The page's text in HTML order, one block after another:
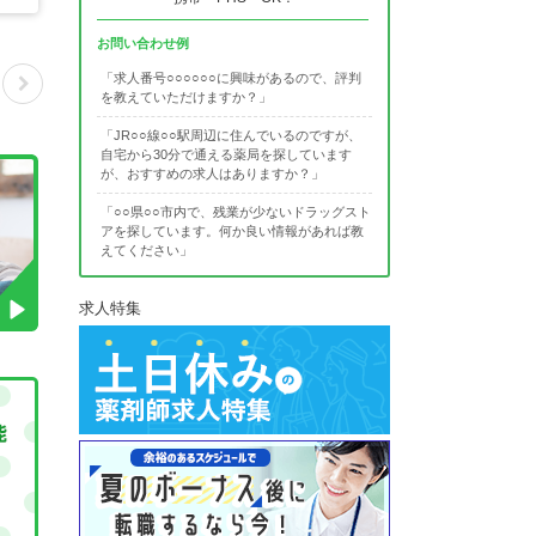
お問い合わせ例
「求人番号○○○○○○に興味があるので、評判
を教えていただけますか？」
「JR○○線○○駅周辺に住んでいるのですが、
自宅から30分で通える薬局を探しています
が、おすすめの求人はありますか？」
「○○県○○市内で、残業が少ないドラッグスト
アを探しています。何か良い情報があれば教
えてください」
求人特集